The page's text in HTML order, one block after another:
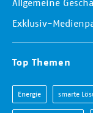
Allgemeine
Exklusiv-
Top Themen
Energie smarte